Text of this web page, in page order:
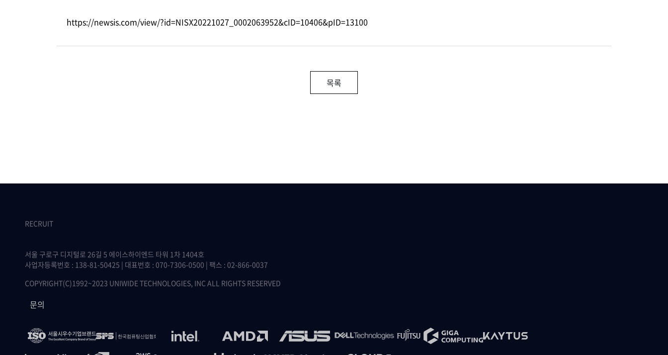
https://newsis.com/view/?id=NISX20221027_0002063952&cID=10406&pID=13100
목록
RECRUIT
서울 구로구 디지털로 26길 5 에이스하이엔드 타워 1차 1404호
사업자등록번호 : 138-81-50425 | 대표번호 : 070-7306-0500 | 팩스 : 02-866-0037
COPYRIGHT(C)1992~2023 UNIWIDE TECHNOLOGIES, INC ALL RIGHTS RESERVED
문의